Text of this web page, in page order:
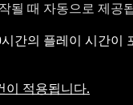
될 때 자동으로 제공
간의 플레이 시간이
이 적용됩니다.